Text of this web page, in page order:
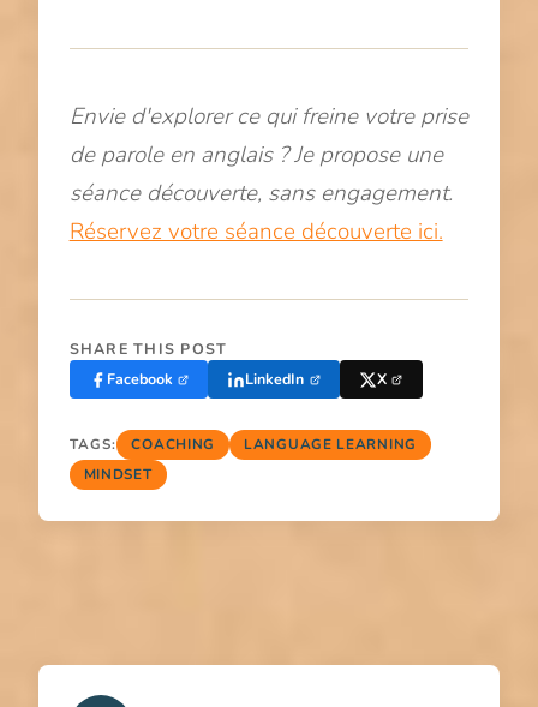
Envie d'explorer ce qui freine votre prise
de parole en anglais ? Je propose une
séance découverte, sans engagement.
Réservez votre séance découverte ici.
SHARE THIS POST
Facebook
LinkedIn X
TAGS: COACHING
LANGUAGE LEARNING
MINDSET